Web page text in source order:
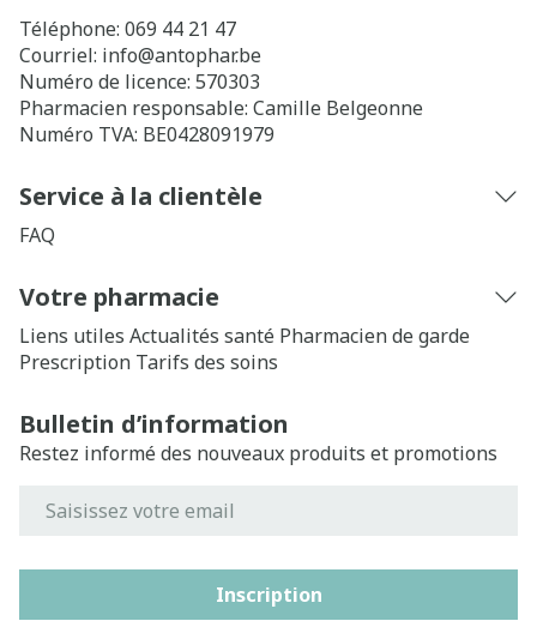
Téléphone: 069 44 21 47
Courriel: info@antophar.be
Numéro de licence: 570303
Pharmacien responsable: Camille Belgeonne
Numéro TVA: BE0428091979
Service à la clientèle
FAQ
Votre pharmacie
Liens utiles Actualités santé Pharmacien de garde
Prescription Tarifs des soins
Bulletin d’information
Restez informé des nouveaux produits et promotions
Inscription